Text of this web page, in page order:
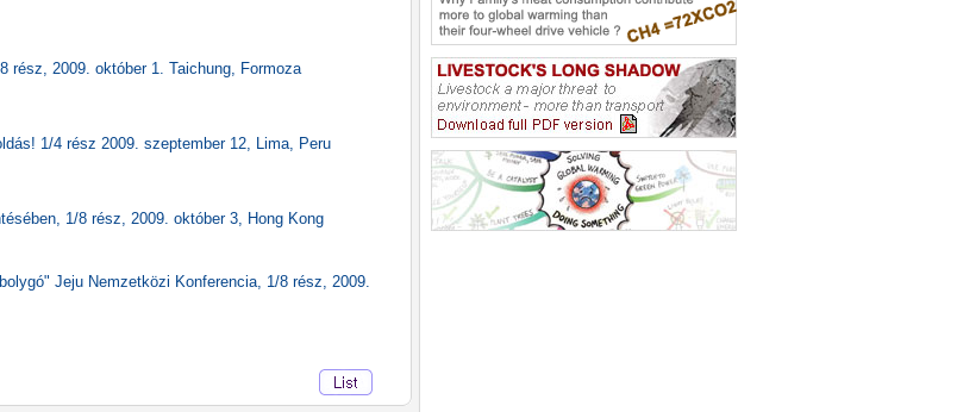
rész, 2009. október 1. Taichung, Formoza
1/4 rész 2009. szeptember 12, Lima, Peru
1/8 rész, 2009. október 3, Hong Kong
Jeju Nemzetközi Konferencia, 1/8 rész, 2009.